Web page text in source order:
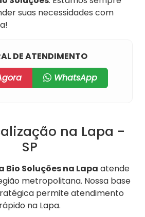
suas necessidades com
DE ATENDIMENTO
WhatsApp
na Lapa -
SP
Bio Soluções na Lapa atende
metropolitana. Nossa base
permite atendimento
rápido na Lapa.